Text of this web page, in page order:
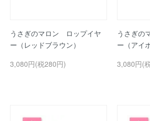
うさぎのマロン ロップイヤ
ー（レッドブラウン）
3,080円(税280円)
うさぎの
ー（アイ
3,080円(